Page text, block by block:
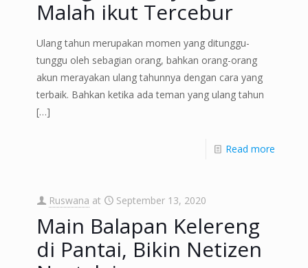
Malah ikut Tercebur
Ulang tahun merupakan momen yang ditunggu-
tunggu oleh sebagian orang, bahkan orang-orang
akun merayakan ulang tahunnya dengan cara yang
terbaik. Bahkan ketika ada teman yang ulang tahun
[…]
Read more
Ruswana at September 13, 2020
Main Balapan Kelereng
di Pantai, Bikin Netizen